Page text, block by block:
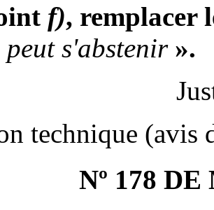
f), remplacer
s'abstenir».
technique (avis
Nº 178